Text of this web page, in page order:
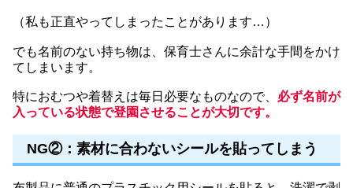
（私も正直やってしまったことがあります…）
でも名前のない持ち物は、保育士さんに余計な手間をかけ
てしまいます。
特におむつや着替えは毎日必要なものなので、 必ず名前が
入っている状態で登園させることが大切です。
NG②：素材に合わないシールを貼ってしまう